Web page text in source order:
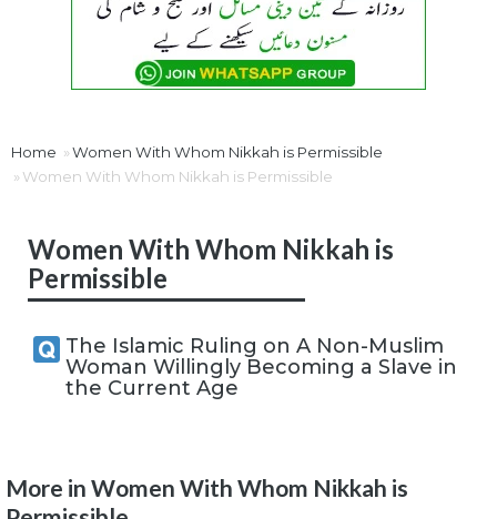
Home
Women With Whom Nikkah is Permissible
Women With Whom Nikkah is Permissible
Women With Whom Nikkah is
Permissible
The Islamic Ruling on A Non-Muslim
Woman Willingly Becoming a Slave in
the Current Age
More in Women With Whom Nikkah is